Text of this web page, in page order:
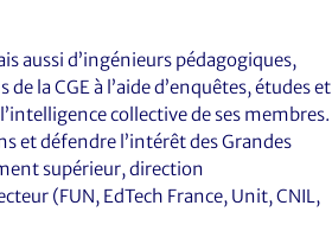
aussi d’ingénieurs pédagogiques,
la CGE à l’aide d’enquêtes, études et
collective de ses membres.
et défendre l’intérêt des Grandes
supérieur, direction
(FUN, EdTech France, Unit, CNIL,